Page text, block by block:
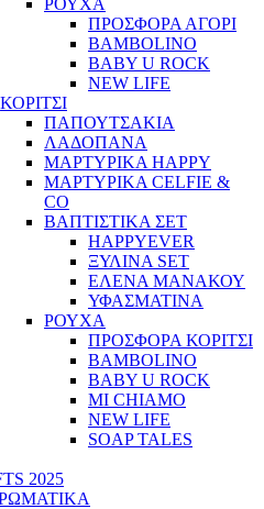
ΠΡΟΣΦΟΡΑ ΑΓΟΡΙ
BAMBOLINO
BABY U ROCK
NEW LIFE
ΚΟΡΙΤΣΙ
ΠΑΠΟΥΤΣΑΚΙΑ
ΛΑΔΟΠΑΝΑ
ΜΑΡΤΥΡΙΚΑ HAPPY
ΜΑΡΤΥΡΙΚΑ CELFIE &
CO
ΒΑΠΤΙΣΤΙΚΑ ΣΕΤ
HAPPYEVER
ΞΥΛΙΝΑ SET
ΕΛΕΝΑ ΜΑΝΑΚΟΥ
ΥΦΑΣΜΑΤΙΝΑ
ΡΟΥΧΑ
ΠΡΟΣΦΟΡΑ ΚΟΡΙΤΣΙ
BAMBOLINO
BABY U ROCK
MI CHIAMO
NEW LIFE
SOAP TALES
2025